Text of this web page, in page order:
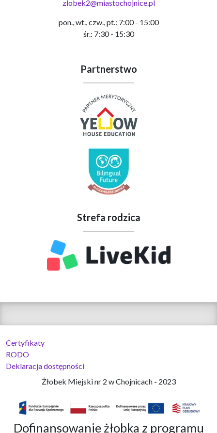
zlobek2@miastochojnice.pl
pon., wt., czw., pt.: 7:00 - 15:00
śr.: 7:30 - 15:30
Partnerstwo
Strefa rodzica
Certyfikaty
RODO
Deklaracja dostępności
Żłobek Miejski nr 2 w Chojnicach - 2023
Dofinansowanie żłobka z programu